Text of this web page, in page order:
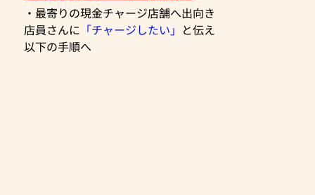
・最寄りの現金チャージ店舗へ出向き
店員さんに 「チャージしたい」 と伝え
以下の手順へ